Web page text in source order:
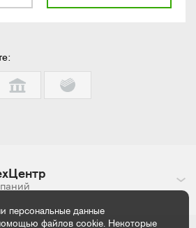
персональные данные
файлов cookie. Некоторые